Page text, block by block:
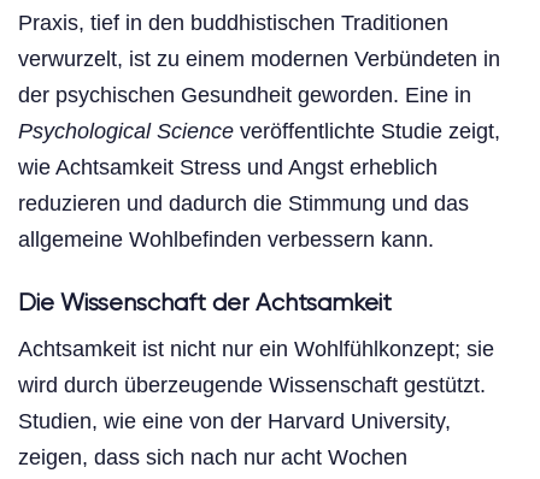
Praxis, tief in den buddhistischen Traditionen
verwurzelt, ist zu einem modernen Verbündeten in
der psychischen Gesundheit geworden. Eine in
Psychological Science veröffentlichte Studie zeigt,
wie Achtsamkeit Stress und Angst erheblich
reduzieren und dadurch die Stimmung und das
allgemeine Wohlbefinden verbessern kann.
Die Wissenschaft der Achtsamkeit
Achtsamkeit ist nicht nur ein Wohlfühlkonzept; sie
wird durch überzeugende Wissenschaft gestützt.
Studien, wie eine von der Harvard University,
zeigen, dass sich nach nur acht Wochen